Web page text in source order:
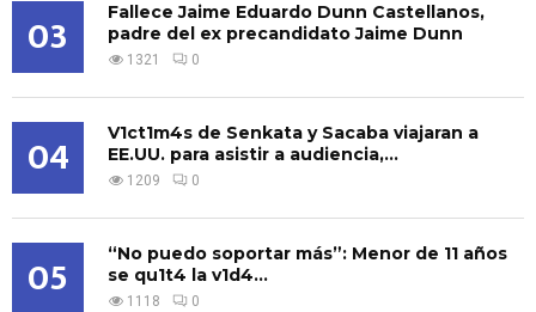
03
Fallece Jaime Eduardo Dunn Castellanos,
padre del ex precandidato Jaime Dunn
1321 0
04
V1ct1m4s de Senkata y Sacaba viajaran a
EE.UU. para asistir a audiencia,...
1209 0
05
“No puedo soportar más”: Menor de 11 años
se qu1t4 la v1d4...
1118 0